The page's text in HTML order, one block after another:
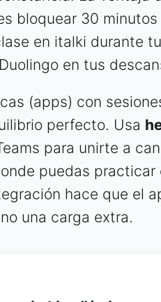
bloquear 30
en italki durante
en tus
(apps) con
perfecto. Usa
para unirte a
puedas practicar
hace que el
una carga extra.